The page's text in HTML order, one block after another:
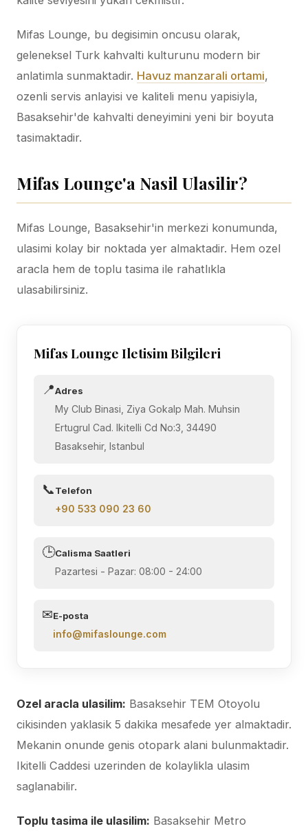
Mifas Lounge, bu degisimin oncusu olarak,
geleneksel Turk kahvalti kulturunu modern bir
anlatimla sunmaktadir. Havuz manzarali ortami,
ozenli servis anlayisi ve kaliteli menu yapisiyla,
Basaksehir'de kahvalti deneyimini yeni bir boyuta
tasimaktadir.
Mifas Lounge'a Nasil Ulasilir?
Mifas Lounge, Basaksehir'in merkezi konumunda,
ulasimi kolay bir noktada yer almaktadir. Hem ozel
aracla hem de toplu tasima ile rahatlıkla
ulasabilirsiniz.
Mifas Lounge Iletisim Bilgileri
📍Adres
My Club Binasi, Ziya Gokalp Mah. Muhsin
Ertugrul Cad. Ikitelli Cd No:3, 34490
Basaksehir, Istanbul
📞Telefon
+90 533 090 23 60
🕒Calisma Saatleri
Pazartesi - Pazar: 08:00 - 24:00
✉E-posta
info@mifaslounge.com
Ozel aracla ulasilim: Basaksehir TEM Otoyolu
cikisinden yaklasik 5 dakika mesafede yer almaktadir.
Mekanin onunde genis otopark alani bulunmaktadir.
Ikitelli Caddesi uzerinden de kolaylikla ulasim
saglanabilir.
Toplu tasima ile ulasilim: Basaksehir Metro